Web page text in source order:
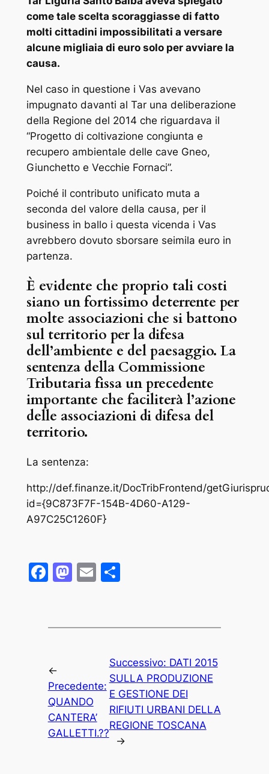
come tale scelta scoraggiasse di fatto
molti cittadini impossibilitati a versare
alcune migliaia di euro solo per avviare la
causa.
Nel caso in questione i Vas avevano
impugnato davanti al Tar una deliberazione
della Regione del 2014 che riguardava il
“Progetto di coltivazione congiunta e
recupero ambientale delle cave Gneo,
Giunchetto e Vecchie Fornaci”.
Poiché il contributo unificato muta a
seconda del valore della causa, per il
business in ballo i questa vicenda i Vas
avrebbero dovuto sborsare seimila euro in
partenza.
È evidente che proprio tali costi
siano un fortissimo deterrente per
molte associazioni che si battono
sul territorio per la difesa
dell’ambiente e del paesaggio. La
sentenza della Commissione
Tributaria fissa un precedente
importante che faciliterà l’azione
delle associazioni di difesa del
territorio.
La sentenza:
http://def.finanze.it/DocTribFrontend/
id={9C873F7F-154B-4D60-A129-
A97C25C1260F}
Facebook
Mastodon
EmailCondividi
←
Precedente:
QUANDO
CANTERA’
GALLETTI.??
Successivo: DATI 2015
SULLA PRODUZIONE
E GESTIONE DEI
RIFIUTI URBANI DELLA
REGIONE TOSCANA
→